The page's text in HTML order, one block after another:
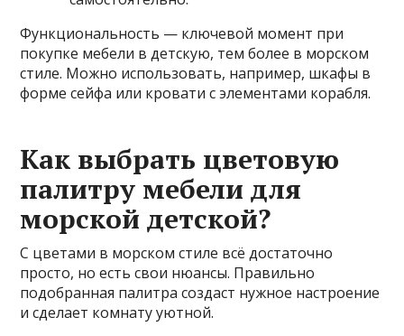
Функциональность — ключевой момент при
покупке мебели в детскую, тем более в морском
стиле. Можно использовать, например, шкафы в
форме сейфа или кровати с элементами корабля.
Как выбрать цветовую
палитру мебели для
морской детской?
С цветами в морском стиле всё достаточно
просто, но есть свои нюансы. Правильно
подобранная палитра создаст нужное настроение
и сделает комнату уютной.